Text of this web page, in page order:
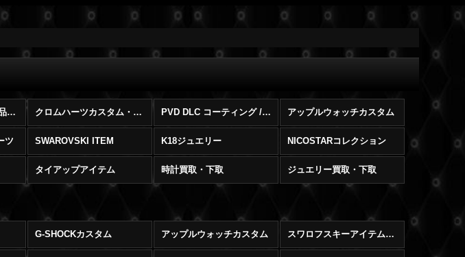
ブランド時計販売（新品・中古） クロムハーツカスタム・修理・販売・買取 PVD DLC コーティング / サンドブラスト 加工 アップルウォッチカスタム
ツ SWAROVSKI ITEM K18ジュエリー NICOSTARコレクション
タイアップアイテム 時計買取・下取 ジュエリー買取・下取
G-SHOCKカスタム アップルウォッチカスタム スワロフスキーアイテム販売